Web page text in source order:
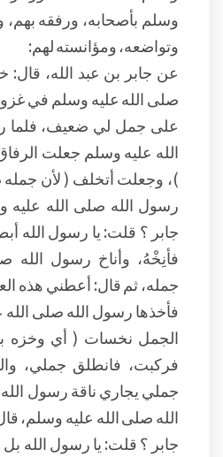
وسلم بأصحابه، ورفقه بهم،
وتواضعه، ومؤانسته لهم:
عن جابر بن عبد الله،
صلى الله عليه وسلم في
على جمل لي ضعيف، فلما
الله عليه وسلم جعلت
)، وجعلت أتخلف ( لأن
رسول الله صلى الله عليه
جابر ؟ قلت: يا رسول الله
فأنِخْهُ، وأناخ رسول الله
جمله، ثم قال: أعطني هذه
فأخذها رسول الله صلى
الجمل نخسات ( أي وخزه
فركبت، فانطلق جملي،
جملي يجاري ناقة رسول
الله صلى الله عليه وسلم،
جابر ؟ قلت: يا رسول الله بل